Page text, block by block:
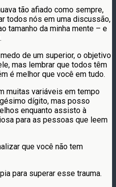
tão afiado como sempre,
todos nós em uma discussão,
tamanho da minha mente – e
de um superior, o objetivo
mas lembrar que todos têm
é melhor que você em tudo.
muitas variáveis ​​em tempo
dígito, mas posso
enquanto assisto à
para as pessoas que leem
que você não tem
para superar esse trauma.